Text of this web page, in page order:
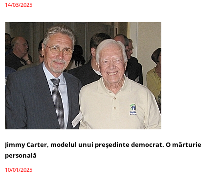
14/03/2025
Jimmy Carter, modelul unui președinte democrat. O mărturie
personală
10/01/2025